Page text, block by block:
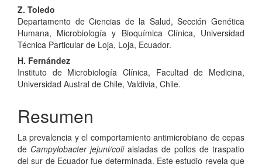
Z. Toledo
Departamento de Ciencias de la Salud, Sección Genética
Humana, Microbiología y Bioquímica Clínica, Universidad
Técnica Particular de Loja, Loja, Ecuador.
H. Fernández
Instituto de Microbiología Clínica, Facultad de Medicina,
Universidad Austral de Chile, Valdivia, Chile.
Resumen
La prevalencia y el comportamiento antimicrobiano de cepas
de Campylobacter jejuni/coliaisladas de pollos de traspatio
del sur de Ecuador fue determinada. Este estudio revela que